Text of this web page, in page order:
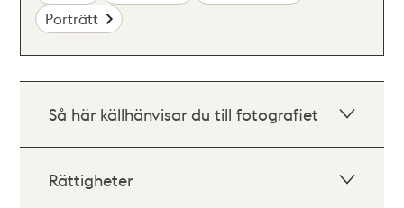
Porträtt
Så här källhänvisar du till fotografiet
Rättigheter